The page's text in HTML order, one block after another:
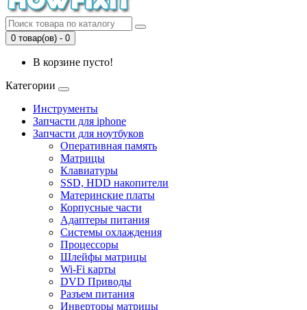
0 товар(ов) - 0
В корзине пусто!
Категории
Инструменты
Запчасти для iphone
Запчасти для ноутбуков
Оперативная память
Матрицы
Клавиатуры
SSD, HDD накопители
Материнские платы
Корпусные части
Адаптеры питания
Системы охлаждения
Процессоры
Шлейфы матрицы
Wi-Fi карты
DVD Приводы
Разъем питания
Инверторы матрицы